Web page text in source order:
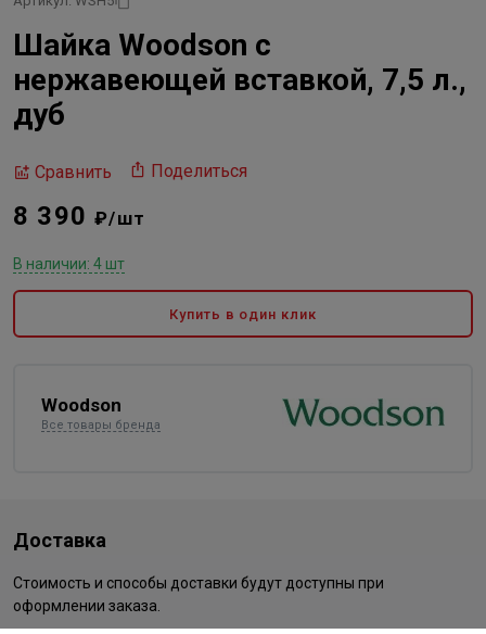
Шайка Woodson с
нержавеющей вставкой, 7,5 л.,
дуб
Сравнить Поделиться
8 390₽/шт
В наличии: 4 шт
Купить в один клик
Woodson
Все товары бренда
Доставка
Стоимость и способы доставки будут доступны при
оформлении заказа.